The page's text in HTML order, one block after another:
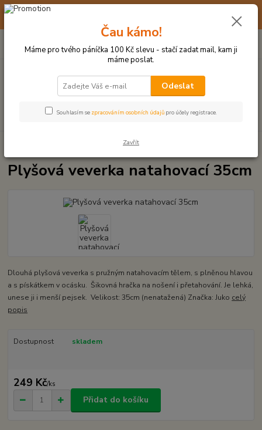
☀️ 10. - 14. SRPNA 2026 MÁME DOVOLENOU ☀️ OBJEDNÁVKY
Hledat
po–pá: 9–17 hod.
za0 Kč
PLYŠOVÉ A TEXTILNÍ HRAČKY
Plyšová veverka natahovací 35cm
Dlouhá plyšová veverka s pružným natahovacím tělem, s plněnou hlavou
a s pískátkem v ocásku. Šikovná hračka na nošení i přetahování. Je lehká,
unese ji i menší pejsek. Velikost: 35cm (nenatažená) Značka: Juko celý
popis
Dostupnost skladem
249 Kč/ks
Přidat do košíku
Čau kámo!
Máme pro tvého páníčka 100 Kč slevu - stačí zadat mail, kam ji
máme poslat.
Odeslat
Souhlasím se zpracováním osobních údajů pro účely registrace.
Zavřít